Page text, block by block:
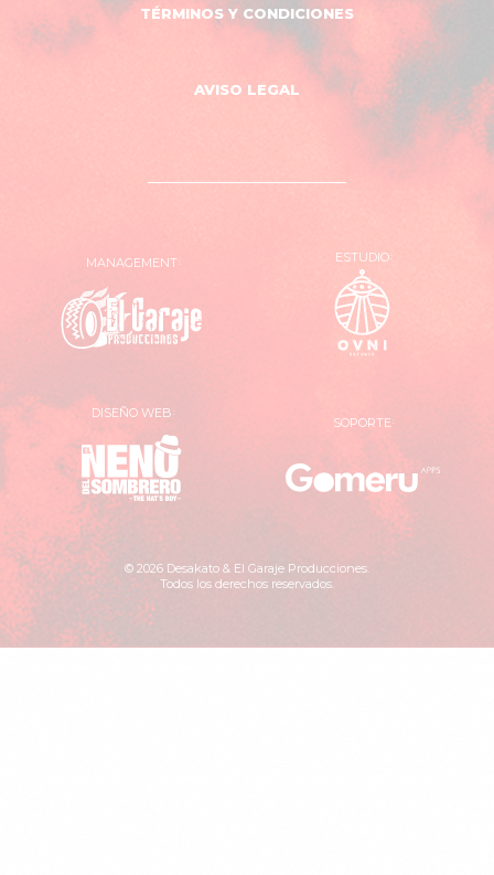
TÉRMINOS Y CONDICIONES
AVISO LEGAL
MANAGEMENT ESTUDIO
DISEÑO WEB
Neno
del
Sombrero
SOPORTE
Apps
© 2026 Desakato & El Garaje Producciones.
Todos los derechos reservados.